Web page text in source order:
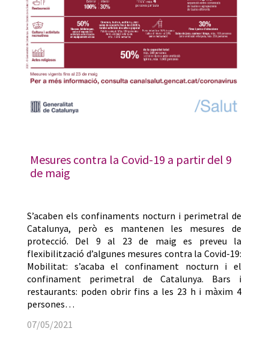
Mesures contra la Covid-19 a partir del 9
de maig
S’acaben els confinaments nocturn i perimetral de
Catalunya, però es mantenen les mesures de
protecció. Del 9 al 23 de maig es preveu la
flexibilització d’algunes mesures contra la Covid-19:
Mobilitat: s’acaba el confinament nocturn i el
confinament perimetral de Catalunya. Bars i
restaurants: poden obrir fins a les 23 h i màxim 4
persones…
07/05/2021